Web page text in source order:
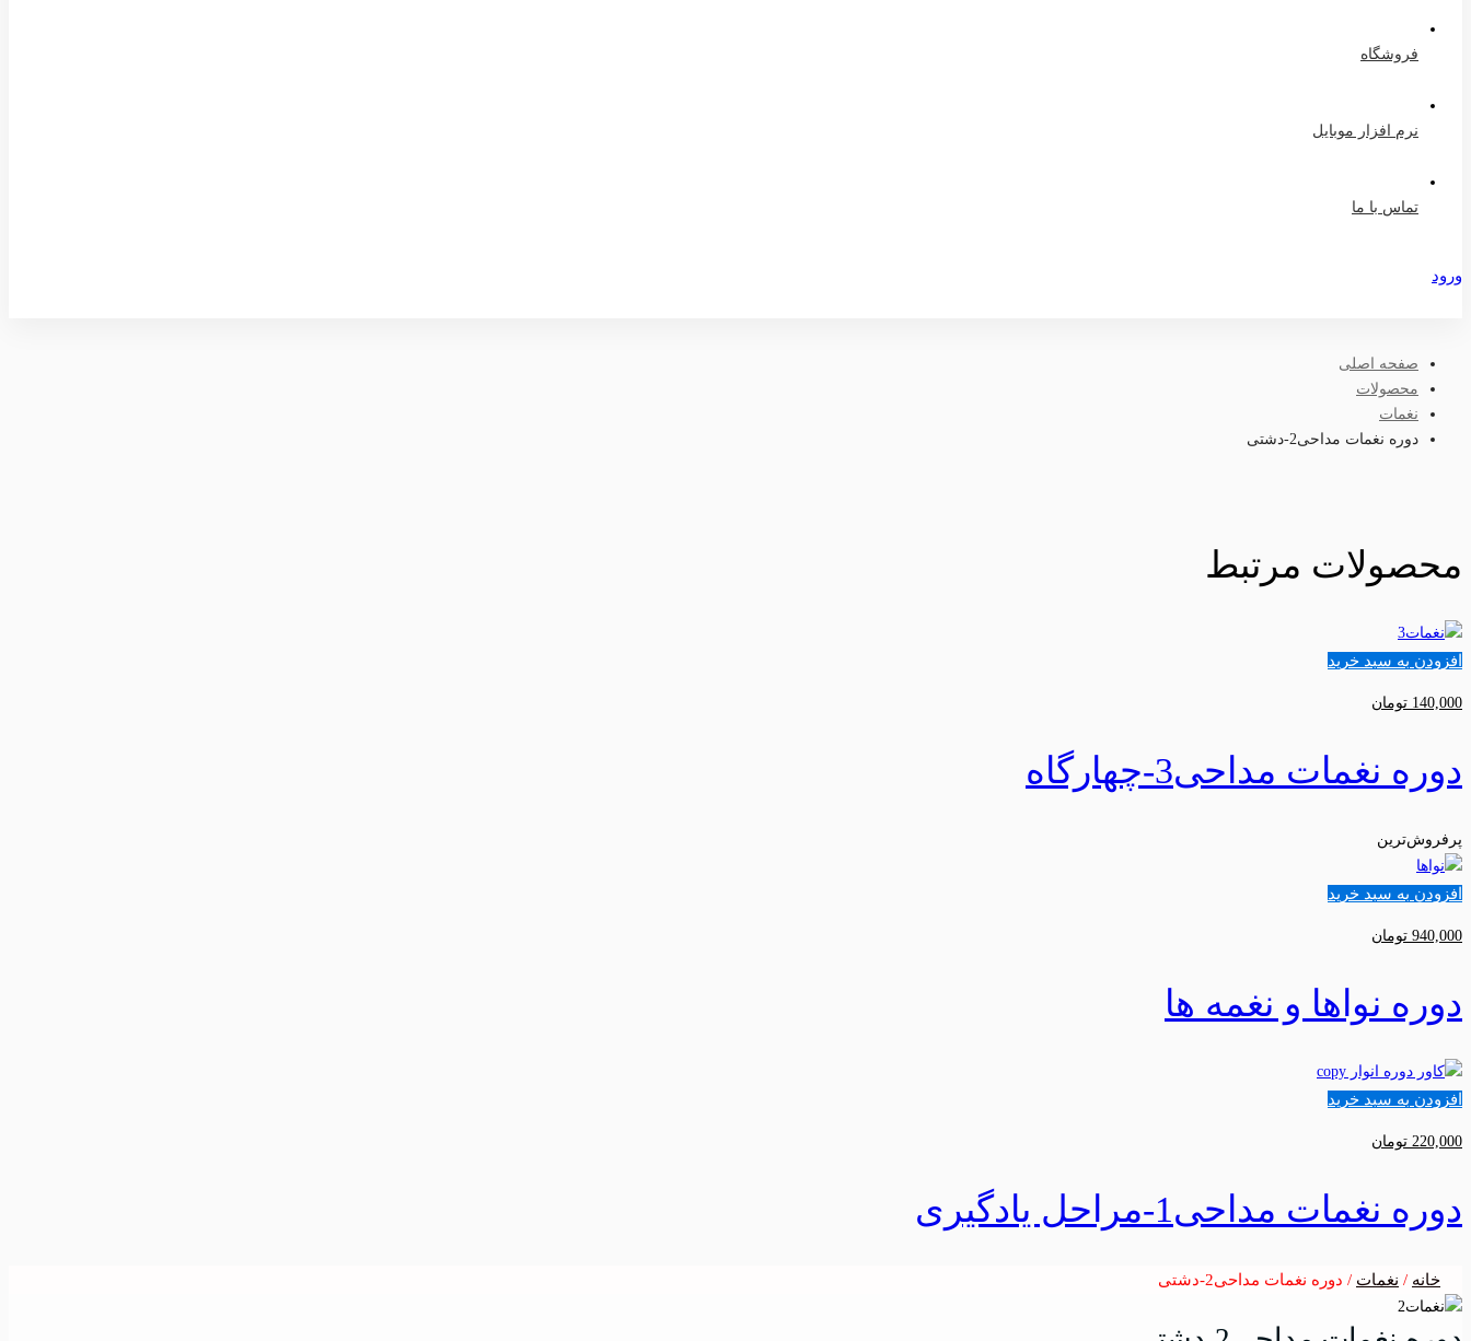
فروشگاه
نرم افزار موبایل
تماس با ما
ورود
صفحه اصلی
محصولات
نغمات
دوره نغمات مداحی2-دشتی
محصولات مرتبط
افزودن به سبد خرید
140,000 تومان
دوره نغمات مداحی3-چهارگاه
پرفروش‌ترین
افزودن به سبد خرید
940,000 تومان
دوره نواها و نغمه ها
افزودن به سبد خرید
220,000 تومان
دوره نغمات مداحی1-مراحل یادگیری
خانه / نغمات / دوره نغمات مداحی2-دشتی